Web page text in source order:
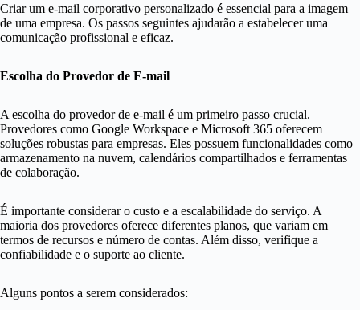
Criar um e-mail corporativo personalizado é essencial para a imagem
de uma empresa. Os passos seguintes ajudarão a estabelecer uma
comunicação profissional e eficaz.
Escolha do Provedor de E-mail
A escolha do provedor de e-mail é um primeiro passo crucial.
Provedores como Google Workspace e Microsoft 365 oferecem
soluções robustas para empresas. Eles possuem funcionalidades como
armazenamento na nuvem, calendários compartilhados e ferramentas
de colaboração.
É importante considerar o custo e a escalabilidade do serviço. A
maioria dos provedores oferece diferentes planos, que variam em
termos de recursos e número de contas. Além disso, verifique a
confiabilidade e o suporte ao cliente.
Alguns pontos a serem considerados: